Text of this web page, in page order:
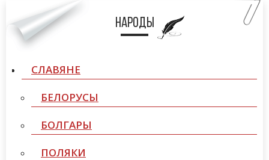
Народы
СЛАВЯНЕ
БЕЛОРУСЫ
БОЛГАРЫ
ПОЛЯКИ